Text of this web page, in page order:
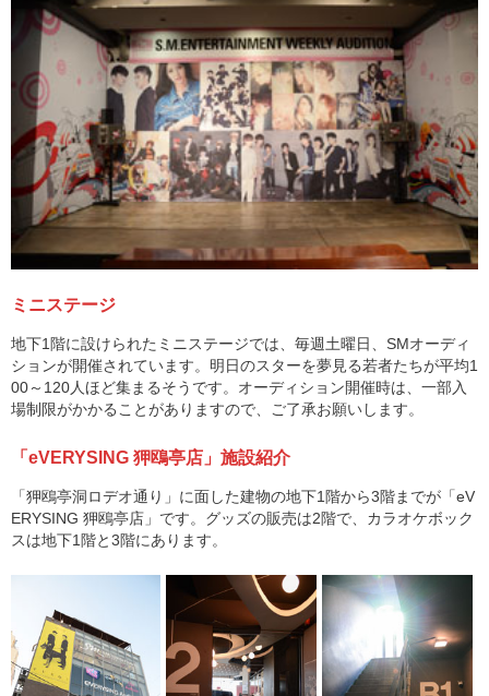
ミニステージ
地下1階に設けられたミニステージでは、毎週土曜日、SMオーディ
ションが開催されています。明日のスターを夢見る若者たちが平均1
00～120人ほど集まるそうです。オーディション開催時は、一部入
場制限がかかることがありますので、ご了承お願いします。
「eVERYSING 狎鴎亭店」施設紹介
「狎鴎亭洞ロデオ通り」に面した建物の地下1階から3階までが「eV
ERYSING 狎鴎亭店」です。グッズの販売は2階で、カラオケボック
スは地下1階と3階にあります。